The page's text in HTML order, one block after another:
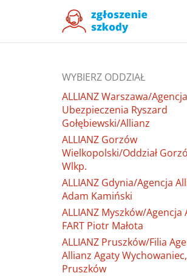
WYBIERZ ODDZIAŁ
ALLIANZ Warszawa/Agencja
Ubezpieczenia Ryszard
Gołębiewski/Allianz
ALLIANZ Gorzów
Wielkopolski/Oddział
Wlkp.
ALLIANZ Gdynia/Agencja
Adam Kamiński
ALLIANZ Myszków/Agencja
FART Piotr Małota
ALLIANZ Pruszków/Filia
Allianz Agaty Wychowaniec,
Pruszków